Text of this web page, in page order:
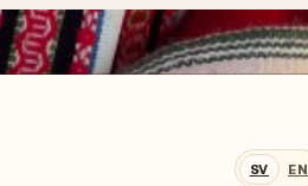
SV EN